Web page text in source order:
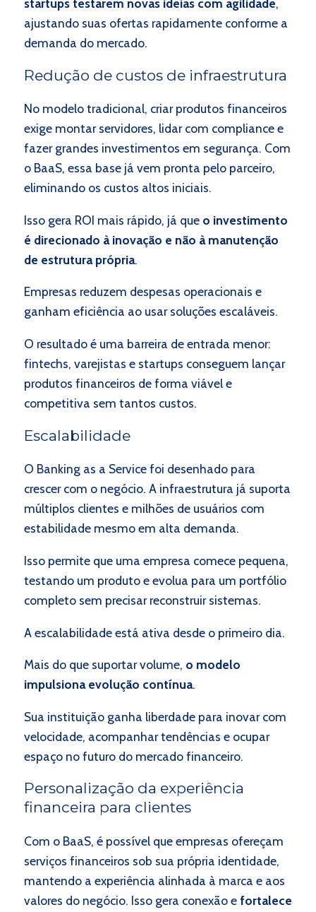
startups testarem novas ideias com agilidade,
ajustando suas ofertas rapidamente conforme a
demanda do mercado.
Redução de custos de infraestrutura
No modelo tradicional, criar produtos financeiros
exige montar servidores, lidar com compliance e
fazer grandes investimentos em segurança. Com
o BaaS, essa base já vem pronta pelo parceiro,
eliminando os custos altos iniciais.
Isso gera ROI mais rápido, já que o investimento
é direcionado à inovação e não à manutenção
de estrutura própria.
Empresas reduzem despesas operacionais e
ganham eficiência ao usar soluções escaláveis.
O resultado é uma barreira de entrada menor:
fintechs, varejistas e startups conseguem lançar
produtos financeiros de forma viável e
competitiva sem tantos custos.
Escalabilidade
O Banking as a Service foi desenhado para
crescer com o negócio. A infraestrutura já suporta
múltiplos clientes e milhões de usuários com
estabilidade mesmo em alta demanda.
Isso permite que uma empresa comece pequena,
testando um produto e evolua para um portfólio
completo sem precisar reconstruir sistemas.
A escalabilidade está ativa desde o primeiro dia.
Mais do que suportar volume, o modelo
impulsiona evolução contínua.
Sua instituição ganha liberdade para inovar com
velocidade, acompanhar tendências e ocupar
espaço no futuro do mercado financeiro.
Personalização da experiência
financeira para clientes
Com o BaaS, é possível que empresas ofereçam
serviços financeiros sob sua própria identidade,
mantendo a experiência alinhada à marca e aos
valores do negócio. Isso gera conexão efortalece